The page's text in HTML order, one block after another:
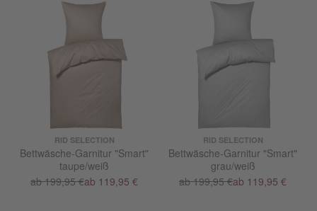
RID SELECTION
Bettwäsche-Garnitur "Smart"
taupe/weiß
ab 199,95 €ab 119,95 €
RID SELECTION
Bettwäsche-Garnitur "Smart"
grau/weiß
ab 199,95 €ab 119,95 €